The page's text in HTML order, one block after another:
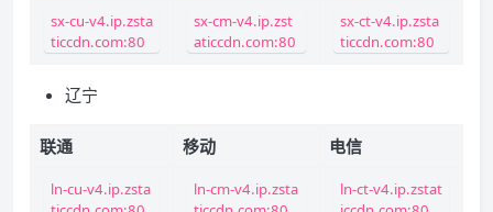
sx-cu-v4.ip.zsta
ticcdn.com:80
sx-cm-v4.ip.zst
aticcdn.com:80
sx-ct-v4.ip.zsta
ticcdn.com:80
辽宁
联通 移动 电信
ln-cu-v4.ip.zsta
ln-cm-v4.ip.zsta
ln-ct-v4.ip.zstat